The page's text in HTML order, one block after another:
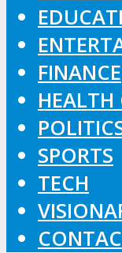
FINANCE
HEALTH
SPORTS
TECH